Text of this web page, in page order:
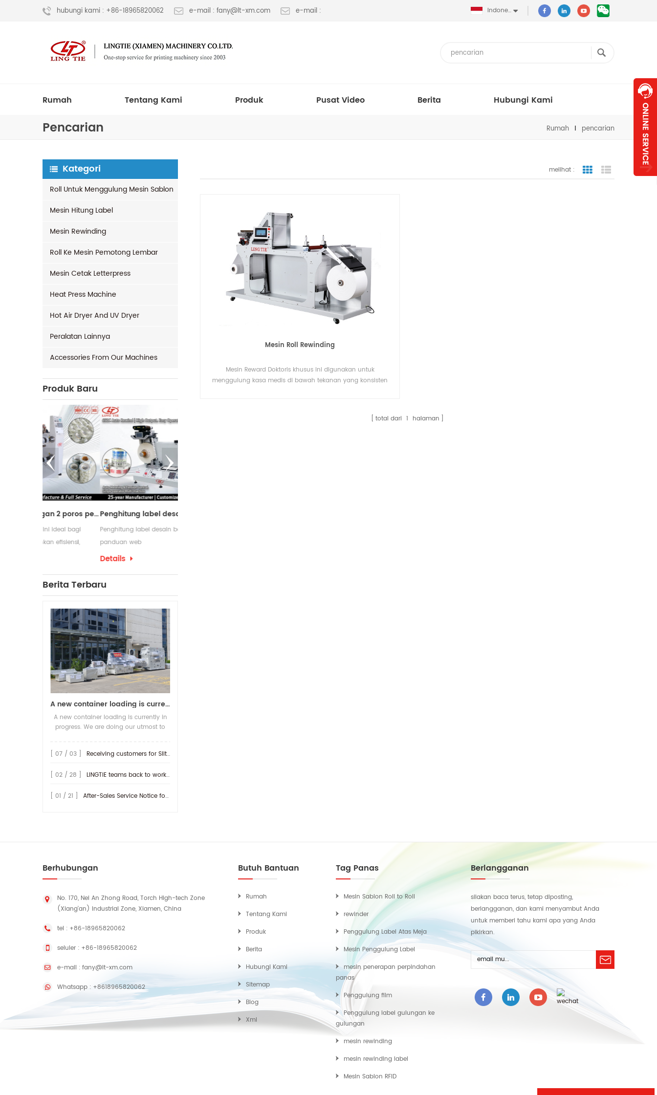
hubungi kami : +86-18965820062 e-mail : fany@lt-xm.com e-mail : Indonesia
Rumah Tentang Kami Produk Pusat Video Berita Hubungi Kami
Pencarian Rumah pencarian
Kategori
Roll Untuk Menggulung Mesin Sablon
Mesin Hitung Label
Mesin Rewinding
Roll Ke Mesin Pemotong Lembar
Mesin Cetak Letterpress
Heat Press Machine
Hot Air Dryer And UV Dryer
Peralatan Lainnya
Accessories From Our Machines
Produk Baru
Mesin pemotong dengan 2 poros penggulung ulang Penghitung label desain baru dengan panduan web
Penghitung label desain baru dengan
panduan web
Berita Terbaru
A new container loading is currently in progress.
A new container loading is currently in
progress. We are doing our utmost to
earliest possible time.
[ 07 / 03 ] Receiving customers for Slitting machine with differential Slip Shaft
[ 02 / 28 ] LINGTIE teams back to work at Feb.25th.
[ 01 / 21 ] After-Sales Service Notice for Turkey Region
melihat : tampilan bergaris
tampilan
Mesin Roll Rewinding
Mesin Reward Doktoris khusus ini digunakan untuk
menggulung kasa medis di bawah tekanan yang konsisten
total dari 1 halaman
Berhubungan
No. 170, Nei An Zhong Road, Torch High-tech Zone
(Xiang'an) Industrial Zone, Xiamen, China
tel : +86-18965820062
seluler : +86-18965820062
e-mail : fany@lt-xm.com
Whatsapp : +8618965820062
Butuh Bantuan
Rumah
Tentang Kami
Produk
Berita
Hubungi Kami
Sitemap
Blog
Xml
Tag Panas
Mesin Sablon Roll to Roll
rewinder
Penggulung Label Atas Meja
Mesin Penggulung Label
mesin penerapan perpindahan
panas
Penggulung film
Penggulung label gulungan ke
gulungan
mesin rewinding
mesin rewinding label
Mesin Sablon RFID
Berlangganan
silakan baca terus, tetap diposting,
berlangganan, dan kami menyambut Anda
untuk memberi tahu kami apa yang Anda
pikirkan.